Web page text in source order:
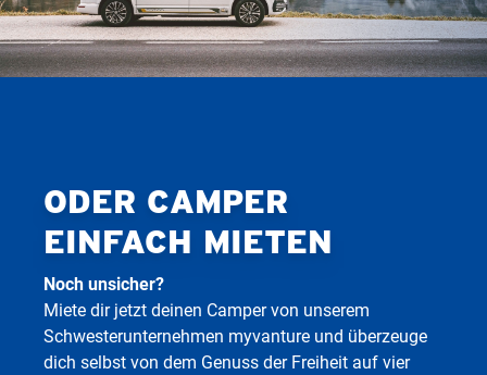
ODER CAMPER
EINFACH MIETEN
Noch unsicher?
Miete dir jetzt deinen Camper von unserem
Schwesterunternehmen myvanture und überzeuge
dich selbst von dem Genuss der Freiheit auf vier